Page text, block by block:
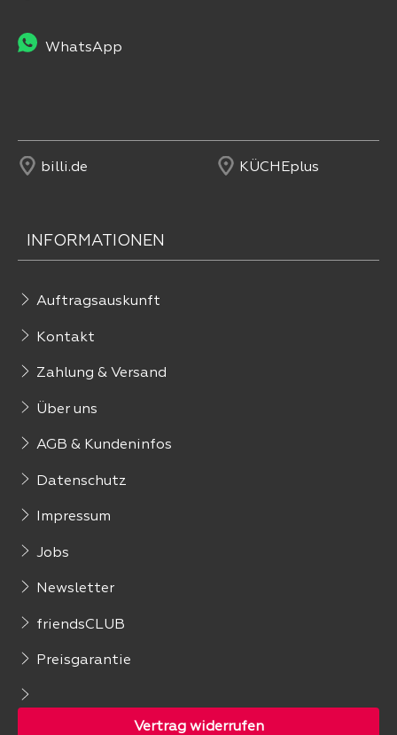
WhatsApp
billi.de KÜCHEplus
INFORMATIONEN
Auftragsauskunft
Kontakt
Zahlung & Versand
Über uns
AGB & Kundeninfos
Datenschutz
Impressum
Jobs
Newsletter
friendsCLUB
Preisgarantie